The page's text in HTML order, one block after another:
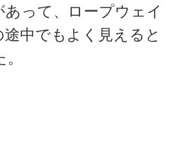
って、ロープウェイ
中でもよく見えると